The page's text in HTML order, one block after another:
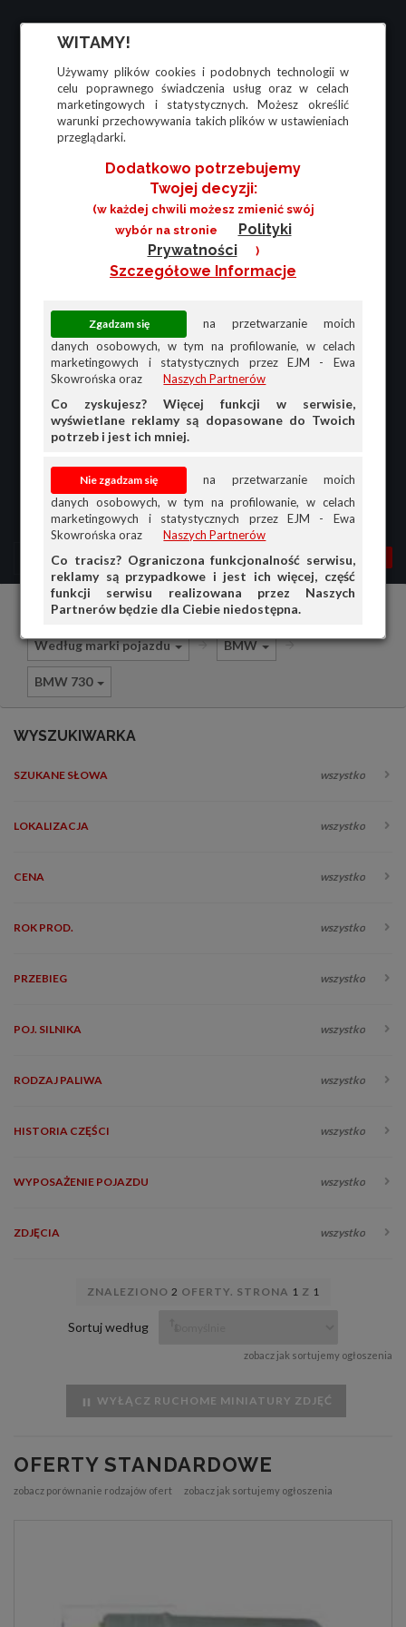
WITAMY!
Używamy plików cookies i podobnych technologii w
celu poprawnego świadczenia usług oraz w celach
marketingowych i statystycznych. Możesz określić
warunki przechowywania takich plików w ustawieniach
przeglądarki.
Dodatkowo potrzebujemy
Twojej decyzji:
(w każdej chwili możesz zmienić swój
wybór na stronie
Polityki
Prywatności
)
Szczegółowe Informacje
na przetwarzanie moich
danych osobowych, w tym na profilowanie, w celach
marketingowych i statystycznych przez EJM - Ewa
Skowrońska oraz
Naszych Partnerów
Co zyskujesz? Więcej funkcji w serwisie,
wyświetlane reklamy są dopasowane do Twoich
potrzeb i jest ich mniej.
na przetwarzanie moich
danych osobowych, w tym na profilowanie, w celach
marketingowych i statystycznych przez EJM - Ewa
Skowrońska oraz
Naszych Partnerów
Co tracisz? Ograniczona funkcjonalność serwisu,
reklamy są przypadkowe i jest ich więcej, część
funkcji serwisu realizowana przez Naszych
Partnerów będzie dla Ciebie niedostępna.
MENU MOJA AG
PRZEGLĄD
OFERTA DLA FIRM
Części i akcesoria samochodowe
Według marki pojazdu BMW
BMW 730
WYSZUKIWARKA
SZUKANE SŁOWA wszystko
LOKALIZACJA wszystko
CENA wszystko
ROK PROD. wszystko
PRZEBIEG wszystko
POJ. SILNIKA wszystko
RODZAJ PALIWA wszystko
HISTORIA CZĘŚCI wszystko
WYPOSAŻENIE POJAZDU wszystko
ZDJĘCIA wszystko
ZNALEZIONO 2 OFERTY. STRONA 1 Z 1
Sortuj według
zobacz jak sortujemy ogłoszenia
WYŁĄCZ RUCHOME MINIATURY ZDJĘĆ
OFERTY STANDARDOWE
zobacz porównanie rodzajów ofert zobacz jak sortujemy ogłoszenia